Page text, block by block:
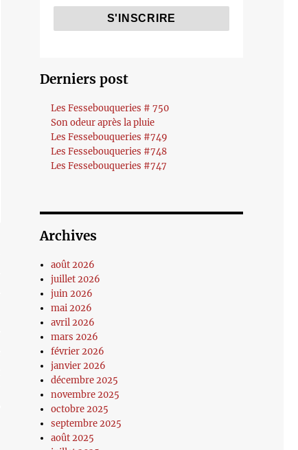
Derniers post
Les Fessebouqueries # 750
Son odeur après la pluie
Les Fessebouqueries #749
Les Fessebouqueries #748
Les Fessebouqueries #747
Archives
août 2026
juillet 2026
juin 2026
mai 2026
avril 2026
mars 2026
février 2026
janvier 2026
décembre 2025
novembre 2025
octobre 2025
septembre 2025
août 2025